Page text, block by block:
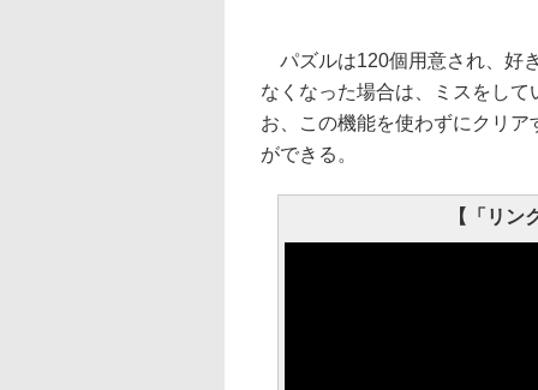
パズルは120個用意され、好
なくなった場合は、ミスをし
お、この機能を使わずにクリ
ができる。
【「リ